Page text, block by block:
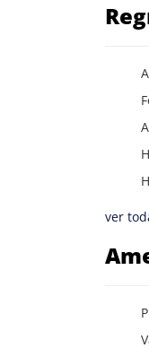
ver